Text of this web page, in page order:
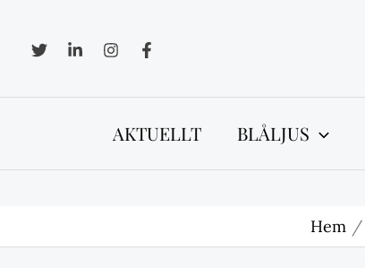
innehåll
AKTUELLT BLÅLJUS
Hem